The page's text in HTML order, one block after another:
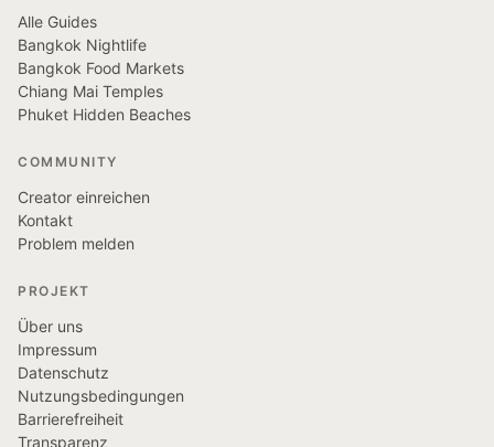
Alle Guides
Bangkok Nightlife
Bangkok Food Markets
Chiang Mai Temples
Phuket Hidden Beaches
COMMUNITY
Creator einreichen
Kontakt
Problem melden
PROJEKT
Über uns
Impressum
Datenschutz
Nutzungsbedingungen
Barrierefreiheit
Transparenz